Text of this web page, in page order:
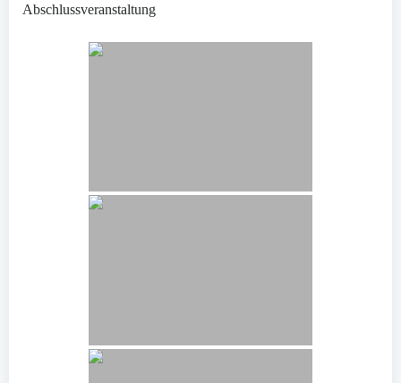
Abschlussveranstaltung